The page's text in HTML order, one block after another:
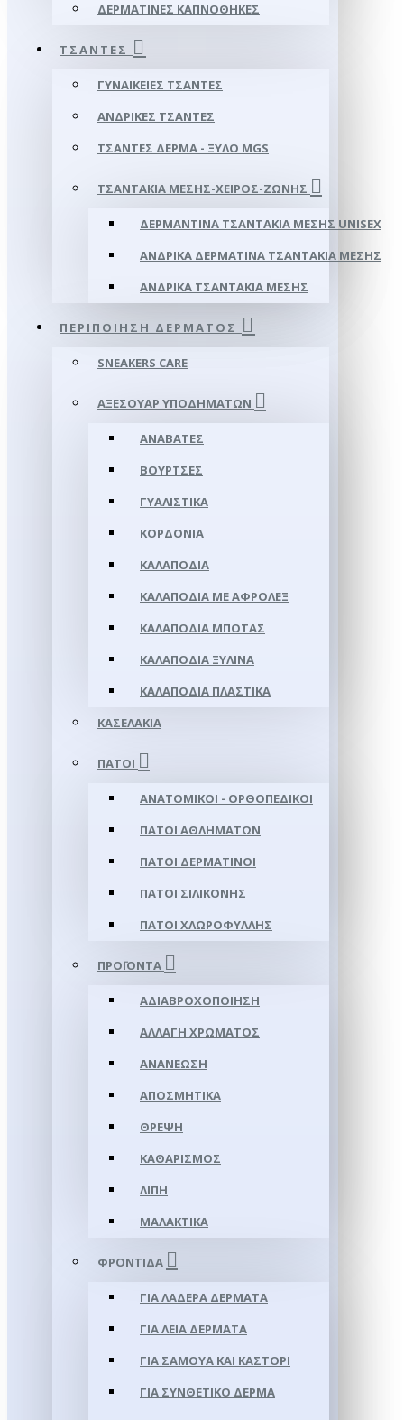
ΔΕΡΜΆΤΙΝΕΣ ΚΑΠΝΟΘΉΚΕΣ
ΤΣΆΝΤΕΣ
ΓΥΝΑΙΚΕΊΕΣ ΤΣΆΝΤΕΣ
ΑΝΔΡΙΚΈΣ ΤΣΆΝΤΕΣ
ΤΣΆΝΤΕΣ ΔΈΡΜΑ - ΞΎΛΟ MGS
ΤΣΑΝΤΆΚΙΑ ΜΈΣΗΣ-ΧΕΙΡΌΣ-ΖΏΝΗΣ
ΔΕΡΜΆΝΤΙΝΑ ΤΣΑΝΤΆΚΙΑ ΜΈΣΗΣ UNISEX
ΑΝΔΡΙΚΆ ΔΕΡΜΆΤΙΝΑ ΤΣΑΝΤΆΚΙΑ ΜΈΣΗΣ
ΑΝΔΡΙΚΆ ΤΣΑΝΤΆΚΙΑ ΜΈΣΗΣ
ΠΕΡΙΠΟΊΗΣΗ ΔΈΡΜΑΤΟΣ
SNEAKERS CARE
ΑΞΕΣΟΥΑΡ ΥΠΟΔΗΜΆΤΩΝ
ΑΝΑΒΆΤΕΣ
ΒΟΎΡΤΣΕΣ
ΓΥΑΛΙΣΤΙΚΆ
ΚΟΡΔΌΝΙΑ
ΚΑΛΑΠΌΔΙΑ
ΚΑΛΑΠΌΔΙΑ ΜΕ ΑΦΡΟΛΕΞ
ΚΑΛΑΠΌΔΙΑ ΜΠΌΤΑΣ
ΚΑΛΑΠΌΔΙΑ ΞΎΛΙΝΑ
ΚΑΛΑΠΌΔΙΑ ΠΛΑΣΤΙΚΆ
ΚΑΣΕΛΆΚΙΑ
ΠΆΤΟΙ
ΑΝΑΤΟΜΙΚΟΊ - ΟΡΘΟΠΕΔΙΚΟΊ
ΠΆΤΟΙ ΑΘΛΗΜΆΤΩΝ
ΠΆΤΟΙ ΔΕΡΜΆΤΙΝΟΙ
ΠΆΤΟΙ ΣΙΛΙΚΌΝΗΣ
ΠΆΤΟΙ ΧΛΩΡΟΦΎΛΛΗΣ
ΠΡΟΪΌΝΤΑ
ΑΔΙΑΒΡΟΧΟΠΟΊΗΣΗ
ΑΛΛΑΓΉ ΧΡΏΜΑΤΟΣ
ΑΝΑΝΈΩΣΗ
ΑΠΟΣΜΗΤΙΚΆ
ΘΡΈΨΗ
ΚΑΘΑΡΙΣΜΌΣ
ΛΊΠΗ
ΜΑΛΑΚΤΙΚΆ
ΦΡΟΝΤΊΔΑ
ΓΙΑ ΛΑΔΕΡΆ ΔΈΡΜΑΤΑ
ΓΙΑ ΛΕΊΑ ΔΈΡΜΑΤΑ
ΓΙΑ ΣΑΜΟΥΑ ΚΑΙ ΚΑΣΤΌΡΙ
ΓΙΑ ΣΥΝΘΕΤΙΚΌ ΔΈΡΜΑ